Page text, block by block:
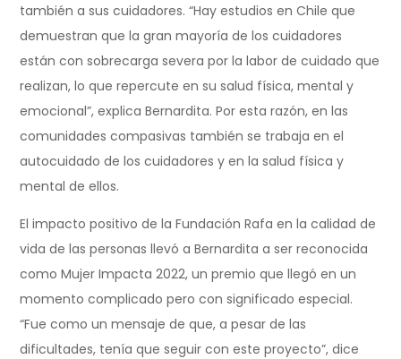
también a sus cuidadores. “Hay estudios en Chile que
demuestran que la gran mayoría de los cuidadores
están con sobrecarga severa por la labor de cuidado que
realizan, lo que repercute en su salud física, mental y
emocional”, explica Bernardita. Por esta razón, en las
comunidades compasivas también se trabaja en el
autocuidado de los cuidadores y en la salud física y
mental de ellos.
El impacto positivo de la Fundación Rafa en la calidad de
vida de las personas llevó a Bernardita a ser reconocida
como Mujer Impacta 2022, un premio que llegó en un
momento complicado pero con significado especial.
“Fue como un mensaje de que, a pesar de las
dificultades, tenía que seguir con este proyecto”, dice